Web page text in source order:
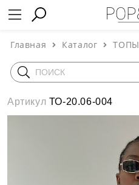
Главная Каталог ТОПЫ
Артикул ТО-20.06-004